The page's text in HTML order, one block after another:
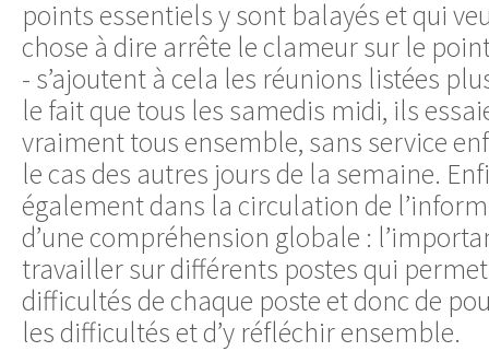
points essentiels y sont balayés et qui
chose à dire arrête le clameur sur le
- s’ajoutent à cela les réunions listées
le fait que tous les samedis midi, ils
vraiment tous ensemble, sans service
le cas des autres jours de la semaine.
également dans la circulation de
d’une compréhension globale :
travailler sur différents postes qui
difficultés de chaque poste et donc de
les difficultés et d’y réfléchir ensemble.